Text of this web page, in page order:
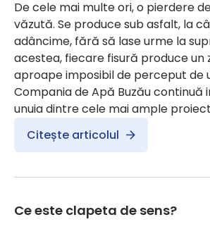
De cele mai multe ori, o pierdere
văzută. Se produce sub asfalt, la
adâncime, fără să lase urme la
acestea, fiecare fisură produce un
aproape imposibil de perceput de
Compania de Apă Buzău
unuia dintre cele mai ample
Citește articolul
Ce este clapeta de sens?